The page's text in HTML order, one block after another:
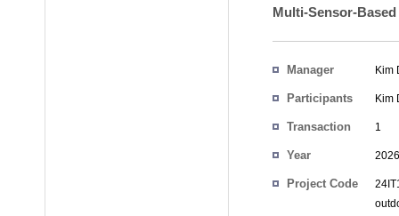
Multi-Sensor-
Manager Kim
Participants Kim
Transaction
1
Year 2026
Project Code